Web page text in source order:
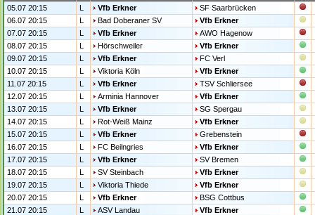
05.07 20:15
L Vfb Erkner
SF Saarbrücken
06.07 20:15
L Bad Doberaner SV
Vfb Erkner
07.07 20:15
L Vfb Erkner
AWO Hagenow
08.07 20:15
L Hörschweiler
Vfb Erkner
09.07 20:15
L Vfb Erkner
FC Verl
10.07 20:15
L Viktoria Köln
Vfb Erkner
11.07 20:15
L Vfb Erkner
TSV Schliersee
12.07 20:15
L Arminia Hannover
Vfb Erkner
13.07 20:15
L Vfb Erkner
SG Spergau
14.07 20:15
L Rot-Weiß Mainz
Vfb Erkner
15.07 20:15
L Vfb Erkner
Grebenstein
16.07 20:15
L FC Beilngries
Vfb Erkner
17.07 20:15
L Vfb Erkner
SV Bremen
18.07 20:15
L SV Steinbach
Vfb Erkner
19.07 20:15
L Viktoria Thiede
Vfb Erkner
20.07 20:15
L Vfb Erkner
BSG Cottbus
21.07 20:15
L ASV Landau
Vfb Erkner